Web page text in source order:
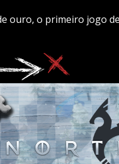
ouro, o primeiro jogo